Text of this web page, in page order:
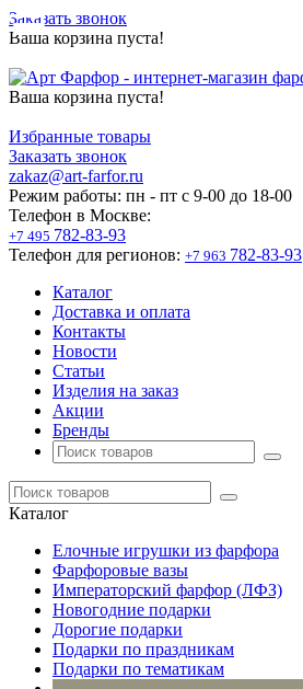
Заказать звонок
Ваша корзина пуста!
Ваша корзина пуста!
Избранные товары
Заказать звонок
zakaz@art-farfor.ru
Режим работы: пн - пт c 9-00 до 18-00
Телефон в Москве:
+7 495 782-83-93
Телефон для регионов: +7 963 782-83-93
Каталог
Доставка и оплата
Контакты
Новости
Статьи
Изделия на заказ
Акции
Бренды
Каталог
Елочные игрушки из фарфора
Фарфоровые вазы
Императорский фарфор (ЛФЗ)
Новогодние подарки
Дорогие подарки
Подарки по праздникам
Подарки по тематикам